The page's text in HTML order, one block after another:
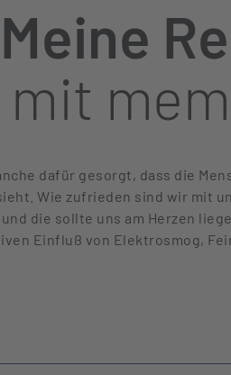
Meine
mit
dafür gesorgt, dass die
Wie zufrieden sind wir mit
die sollte uns am Herzen
Einfluß von Elektrosmog,